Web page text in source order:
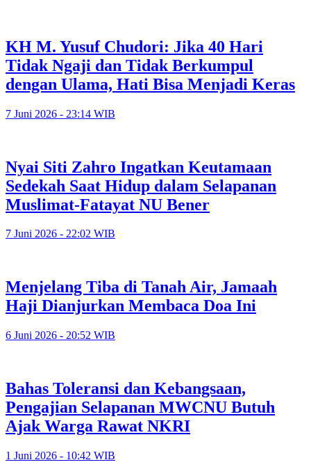
KH M. Yusuf Chudori: Jika 40 Hari
Tidak Ngaji dan Tidak Berkumpul
dengan Ulama, Hati Bisa Menjadi Keras
7 Juni 2026 - 23:14 WIB
Nyai Siti Zahro Ingatkan Keutamaan
Sedekah Saat Hidup dalam Selapanan
Muslimat-Fatayat NU Bener
7 Juni 2026 - 22:02 WIB
Menjelang Tiba di Tanah Air, Jamaah
Haji Dianjurkan Membaca Doa Ini
6 Juni 2026 - 20:52 WIB
Bahas Toleransi dan Kebangsaan,
Pengajian Selapanan MWCNU Butuh
Ajak Warga Rawat NKRI
1 Juni 2026 - 10:42 WIB